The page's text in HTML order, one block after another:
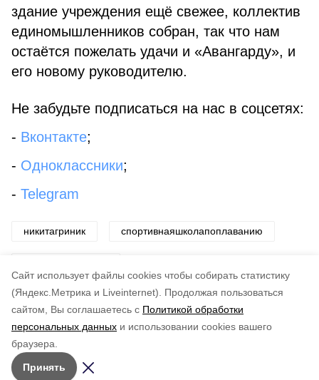
Cайт использует файлы cookies чтобы собирать статистику
(Яндекс.Метрика и Liveinternet).
Продолжая пользоваться
сайтом, Вы соглашаетесь с Политикой обработки
персональных данных и использовании cookies вашего
браузера.
Принять
здание учреждения ещё свежее, коллектив
единомышленников собран, так что нам
остаётся пожелать удачи и «Авангарду», и
его новому руководителю.
Не забудьте подписаться на нас в соцсетях:
- Вконтакте;
- Одноклассники;
- Telegram
никитагриник спортивнаяшколапоплаванию
Понравилась статья?
5